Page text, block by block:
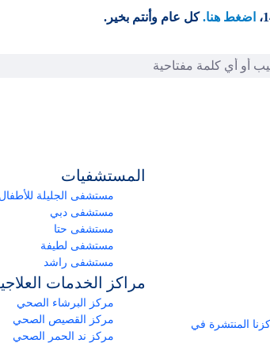
اضغط هنا. كل عام وأنتم بخير.
ومراكزنا المنتشرة في
المستشفيات
مستشفى الجليلة للأطفال
مستشفى دبي
مستشفى حتا
مستشفى لطيفة
مستشفى راشد
مراكز الخدمات
مركز البرشاء الصحي
مركز القصيص الصحي
مركز ند الحمر الصحي